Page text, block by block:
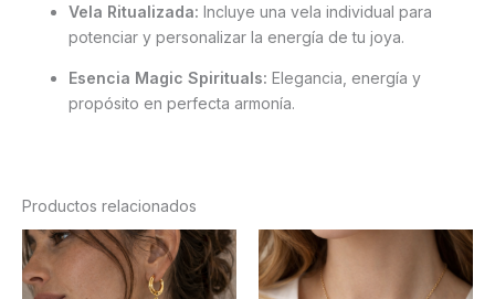
Vela Ritualizada: Incluye una vela individual para
potenciar y personalizar la energía de tu joya.
Esencia Magic Spirituals: Elegancia, energía y
propósito en perfecta armonía.
Productos relacionados